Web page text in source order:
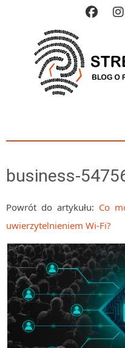
business-
Powrót do artykułu: Co
uwierzytelnieniem Wi-Fi?